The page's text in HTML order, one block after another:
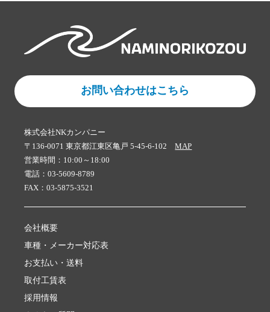
お問い合わせはこちら
株式会社NKカンパニー
〒136-0071 東京都江東区亀戸 5-45-6-102MAP
営業時間：10:00～18:00
電話：03-5609-8789
FAX：03-5875-3521
会社概要
車種・メーカー対応表
お支払い・送料
取付工賃表
採用情報